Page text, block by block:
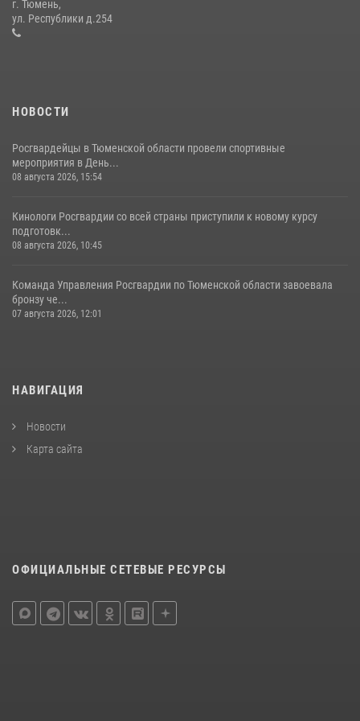
десантирования на Урале
16 июля 2026, 10:42
г. Тюмень,
ул. Республики д.254
НОВОСТИ
Росгвардейцы в Тюменской области провели спортивные
мероприятия в День...
08 августа 2026, 15:54
Кинологи Росгвардии со всей страны приступили к новому курсу
подготовк...
08 августа 2026, 10:45
Команда Управления Росгвардии по Тюменской области завоевала
бронзу че...
07 августа 2026, 12:01
НАВИГАЦИЯ
Новости
Карта сайта
ОФИЦИАЛЬНЫЕ СЕТЕВЫЕ РЕСУРСЫ